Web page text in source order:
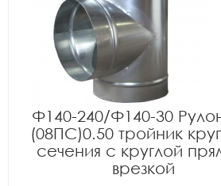
Ф140-240/Ф140-30
(08ПС)0.50 тройник
сечения с круглой
врезкой